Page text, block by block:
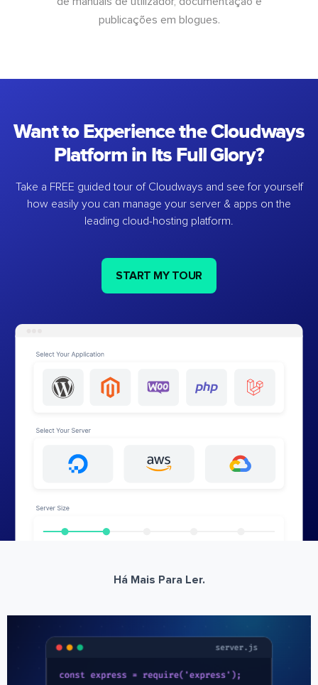
publicações em blogues.
Want to Experience the Cloudways
Platform in Its Full Glory?
Take a FREE guided tour of Cloudways and see for yourself
how easily you can manage your server & apps on the
leading cloud-hosting platform.
START MY TOUR
Há Mais Para Ler.